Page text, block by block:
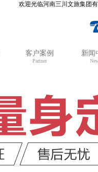
南三川文旅集团有限公司官网！专
客户案例
Partner
新闻